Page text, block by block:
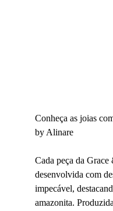
Conheça as joias
by Alinare
Cada peça da
desenvolvida com
impecável,
amazonita.